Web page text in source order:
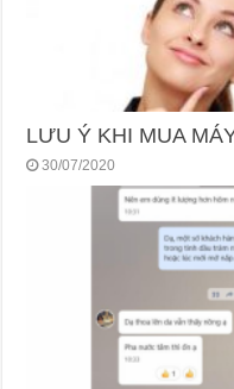
LƯU Ý KHI MUA
30/07/2020